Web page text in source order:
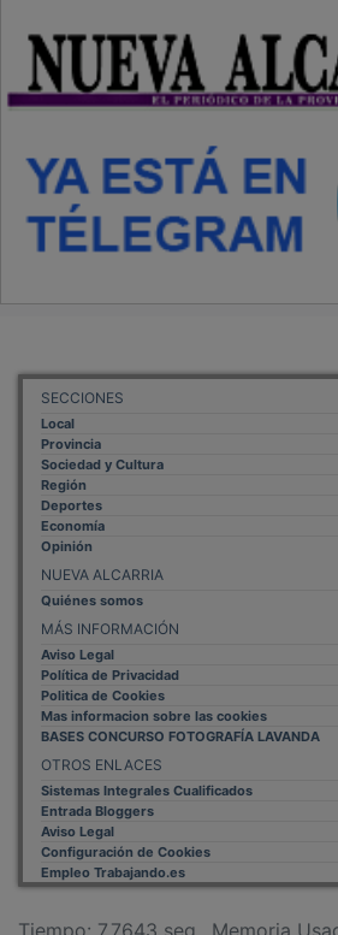
SECCIONES
Local
Provincia
Sociedad y Cultura
Región
Deportes
Economía
Opinión
NUEVA ALCARRIA
Quiénes somos
MÁS INFORMACIÓN
Aviso Legal
Política de Privacidad
Politica de Cookies
Mas informacion sobre las cookies
BASES CONCURSO FOTOGRAFÍA LAVANDA
Sistemas Integrales Cualificados
Entrada Bloggers
Aviso Legal
Configuración de Cookies
Empleo Trabajando.es